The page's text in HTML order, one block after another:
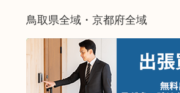
鳥取県全域・京都府全域